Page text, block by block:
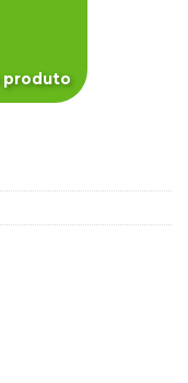
produto